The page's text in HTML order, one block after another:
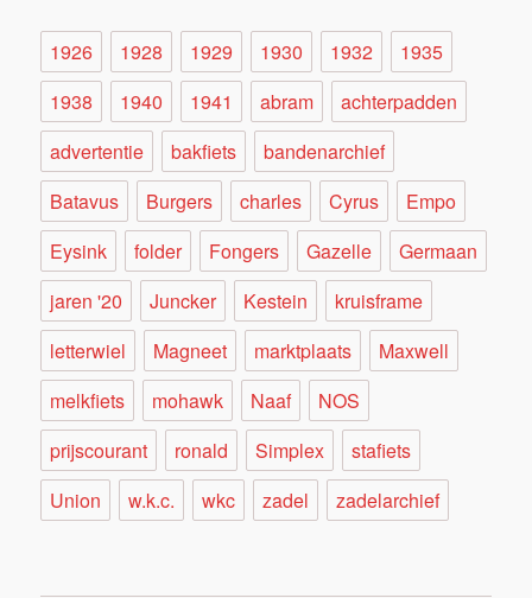
1926 1928 1929 1930 1932
1935
1938
1940 1941 abram
achterpadden
advertentie
bakfiets
bandenarchief
Batavus
Burgers charles Cyrus
Empo
Eysink
folder Fongers Gazelle
Germaan
jaren '20
Juncker Kestein
kruisframe
letterwiel
Magneet marktplaats
Maxwell
melkfiets
mohawk Naaf
NOS
prijscourant
ronald Simplex
stafiets
Union
w.k.c. wkc zadel zadelarchief